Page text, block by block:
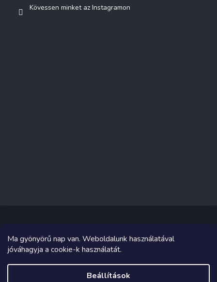
Ma gyönyörű nap van. Weboldalunk használatával
jóváhagyja a cookie-k használatát.
Beállítások
Kövessen minket az Instagramon
Copyright 2026 Sakküzlet. Minden jog fenntartva.
Grafika és megvalósítás innen Tomáš Hlad&Shoptetak.cz.